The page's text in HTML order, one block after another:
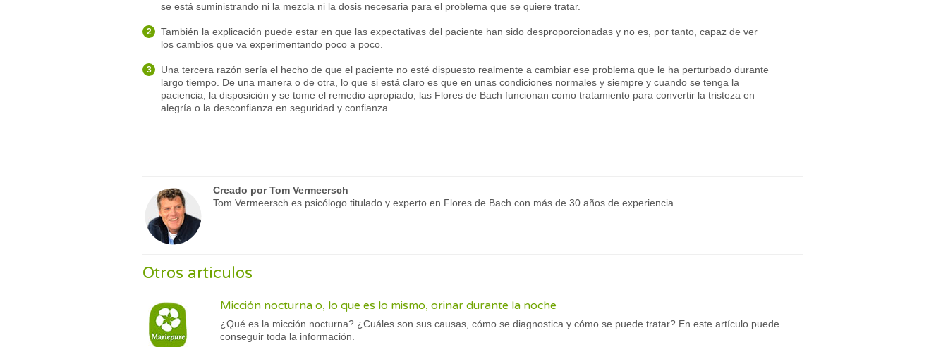
se está suministrando ni la mezcla ni la dosis necesaria para el problema que se quiere tratar.
También la explicación puede estar en que las expectativas del paciente han sido desproporcionadas y no es, por tanto, capaz de ver
los cambios que va experimentando poco a poco.
Una tercera razón sería el hecho de que el paciente no esté dispuesto realmente a cambiar ese problema que le ha perturbado durante
largo tiempo. De una manera o de otra, lo que si está claro es que en unas condiciones normales y siempre y cuando se tenga la
paciencia, la disposición y se tome el remedio apropiado, las Flores de Bach funcionan como tratamiento para convertir la tristeza en
alegría o la desconfianza en seguridad y confianza.
Creado porTom Vermeersch
Tom Vermeersch es psicólogo titulado y experto en Flores de Bach con más de 30 años de experiencia.
Otros articulos
Micción nocturna o, lo que es lo mismo, orinar durante la noche
¿Qué es la micción nocturna? ¿Cuáles son sus causas, cómo se diagnostica y cómo se puede tratar? En este artículo puede
conseguir toda la información.